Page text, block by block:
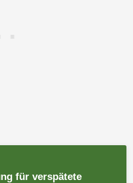
für verspätete